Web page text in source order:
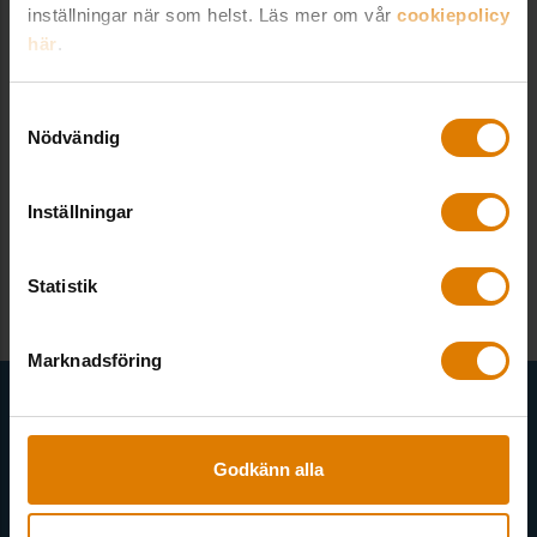
inställningar när som helst. Läs mer om vår cookiepolicy
här.
Nödvändig
Inställningar
Statistik
Marknadsföring
Godkänn alla
Hur gör jag för att ladda ner en fil?
utskick. Nyheter från Sveriges Allmännytta, Allmännyttan
Akademi, Allmännyttans Klimatinitiativ och för dig som är